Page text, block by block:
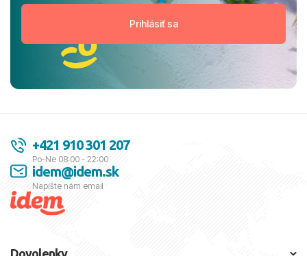
+421 910 301 207
Po-Ne 08:00 - 22:00
idem@idem.sk
Napíšte nám email